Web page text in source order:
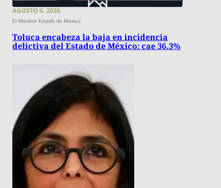
AGOSTO 6, 2026
El Monitor Estado de México
Toluca encabeza la baja en incidencia
delictiva del Estado de México: cae 36.3%